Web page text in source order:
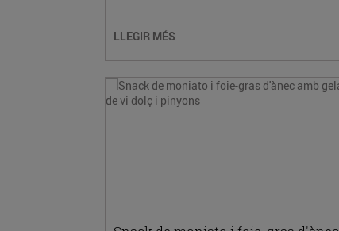
LLEGIR MÉS